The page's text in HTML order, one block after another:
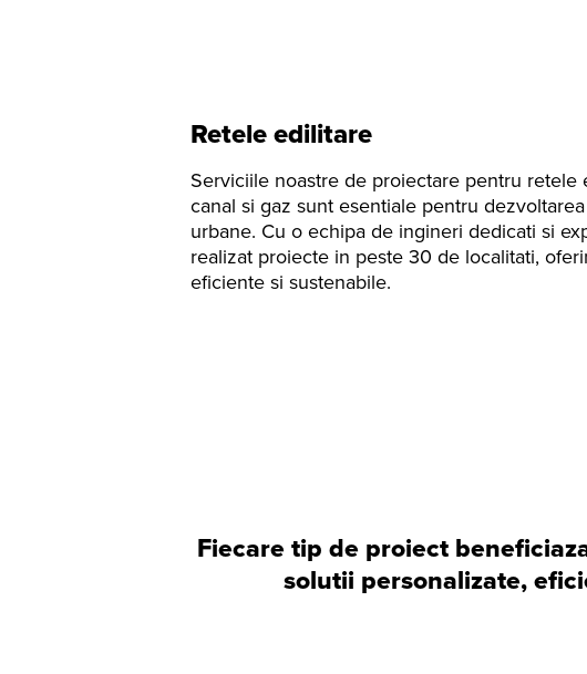
Retele edilitare
Serviciile noastre de proiectare pentru retele
canal si gaz sunt esentiale pentru
urbane. Cu o echipa de ingineri dedicati si
realizat proiecte in peste 30 de localitati,
eficiente si sustenabile.
Fiecare tip de proiect
solutii personalizate,